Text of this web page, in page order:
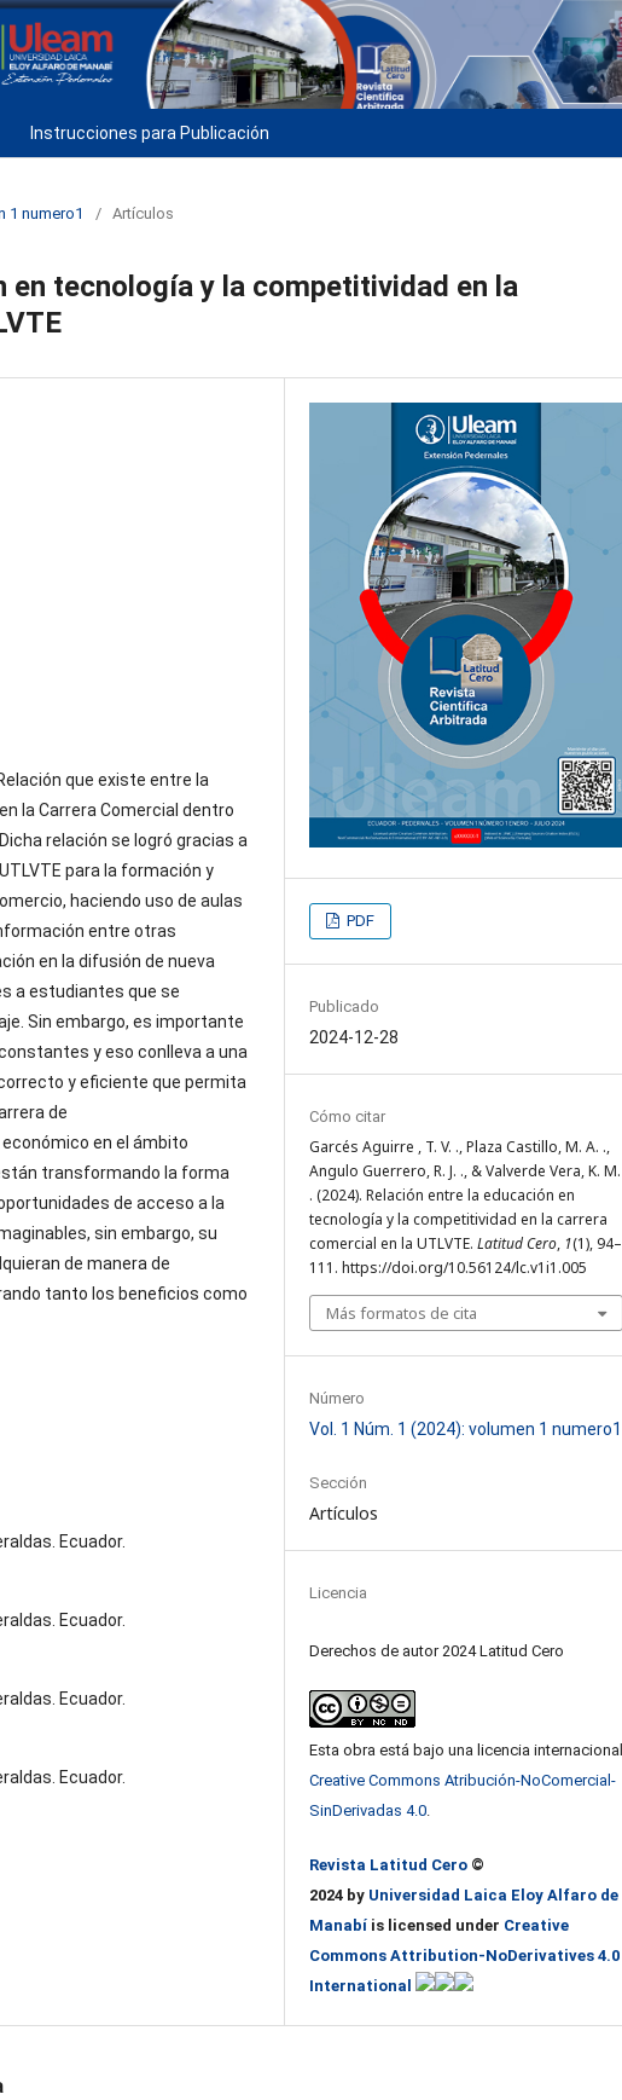
Instrucciones para Publicación
1 numero1 / Artículos
en tecnología y la competitividad en la
que existe entre la
la Carrera Comercial dentro
relación se logró gracias a
para la formación y
haciendo uso de aulas
entre otras
en la difusión de nueva
a estudiantes que se
Sin embargo, es importante
y eso conlleva a una
y eficiente que permita
de
en el ámbito
transformando la forma
de acceso a la
sin embargo, su
de manera de
tanto los beneficios como
Ecuador.
Ecuador.
Ecuador.
Ecuador.
PDF
Publicado
2024-12-28
Cómo citar
Garcés Aguirre , T. V. ., Plaza Castillo, M. A. .,
Angulo Guerrero, R. J. ., & Valverde Vera, K. M.
. (2024). Relación entre la educación en
tecnología y la competitividad en la carrera
comercial en la UTLVTE. Latitud Cero, 1(1), 94–
111. https://doi.org/10.56124/lc.v1i1.005
Más formatos de cita
Número
Vol. 1 Núm. 1 (2024): volumen 1 numero1
Sección
Artículos
Licencia
Derechos de autor 2024 Latitud Cero
Esta obra está bajo una licencia internacional
Creative Commons Atribución-NoComercial-
SinDerivadas 4.0.
Revista Latitud Cero ©
2024 by Universidad Laica Eloy Alfaro de
Manabí is licensed under Creative
Commons Attribution-NoDerivatives 4.0
International